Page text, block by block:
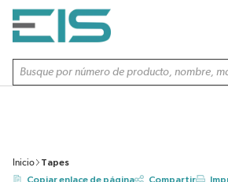
SALTAR AL CONTENIDO PRINCIPAL
Búsqueda de sitio
Inicio
Tapes
Copiar enlace de página
Compartir